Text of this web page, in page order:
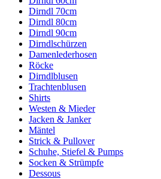
Dirndl 70cm
Dirndl 80cm
Dirndl 90cm
Dirndlschürzen
Damenlederhosen
Röcke
Dirndlblusen
Trachtenblusen
Shirts
Westen & Mieder
Jacken & Janker
Mäntel
Strick & Pullover
Schuhe, Stiefel & Pumps
Socken & Strümpfe
Dessous